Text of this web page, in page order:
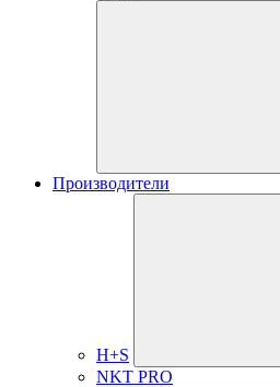
Производители
H+S
NKT PRO